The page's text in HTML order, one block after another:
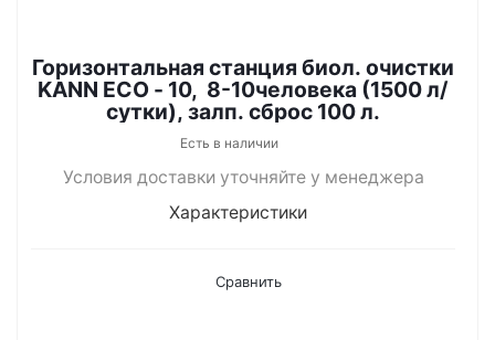
Горизонтальная станция биол. очистки
KANN ECO - 10, 8-10человека (1500 л/
сутки), залп. сброс 100 л.
Есть в наличии
Условия доставки уточняйте у менеджера
Характеристики
Сравнить